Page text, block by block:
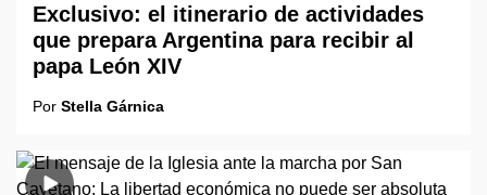
Exclusivo: el itinerario de actividades
que prepara Argentina para recibir al
papa León XIV
Por Stella Gárnica